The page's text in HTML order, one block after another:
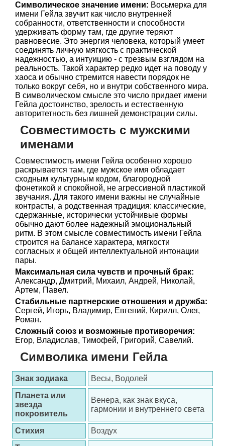
Символическое значение имени: Восьмерка для
имени Гейла звучит как число внутренней
собранности, ответственности и способности
удерживать форму там, где другие теряют
равновесие. Это энергия человека, который умеет
соединять личную мягкость с практической
надежностью, а интуицию - с трезвым взглядом на
реальность. Такой характер редко идет на поводу у
хаоса и обычно стремится навести порядок не
только вокруг себя, но и внутри собственного мира.
В символическом смысле это число придает имени
Гейла достоинство, зрелость и естественную
авторитетность без лишней демонстрации силы.
Совместимость с мужскими
именами
Совместимость имени Гейла особенно хорошо
раскрывается там, где мужское имя обладает
сходным культурным кодом, благородной
фонетикой и спокойной, не агрессивной пластикой
звучания. Для такого имени важны не случайные
контрасты, а родственная традиция: классические,
сдержанные, исторически устойчивые формы
обычно дают более надежный эмоциональный
ритм. В этом смысле совместимость имени Гейла
строится на балансе характера, мягкости
согласных и общей интеллектуальной интонации
пары.
Максимальная сила чувств и прочный брак:
Александр, Дмитрий, Михаил, Андрей, Николай,
Артем, Павел.
Стабильные партнерские отношения и дружба:
Сергей, Игорь, Владимир, Евгений, Кирилл, Олег,
Роман.
Сложный союз и возможные противоречия:
Егор, Владислав, Тимофей, Григорий, Савелий.
Символика имени Гейла
Знак зодиака
Весы, Водолей
Планета или
звезда
покровитель
Венера, как знак вкуса,
гармонии и внутреннего света
Стихия
Воздух